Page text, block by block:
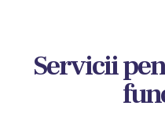
Servicii